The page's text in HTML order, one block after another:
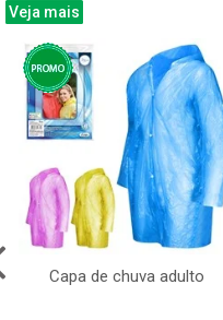
Veja mais
Capa de chuva adulto